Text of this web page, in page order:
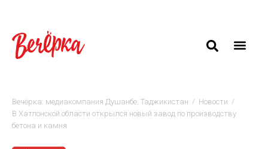
Вечёрка: медиакомпания Душанбе, Таджикистан / Новости /
В Хатлонской области открылся новый завод по производству
бетона и камня